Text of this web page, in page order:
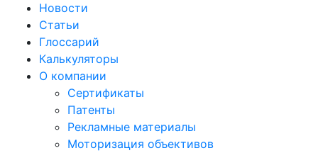
Новости
Статьи
Глоссарий
Калькуляторы
О компании
Сертификаты
Патенты
Рекламные материалы
Моторизация объективов